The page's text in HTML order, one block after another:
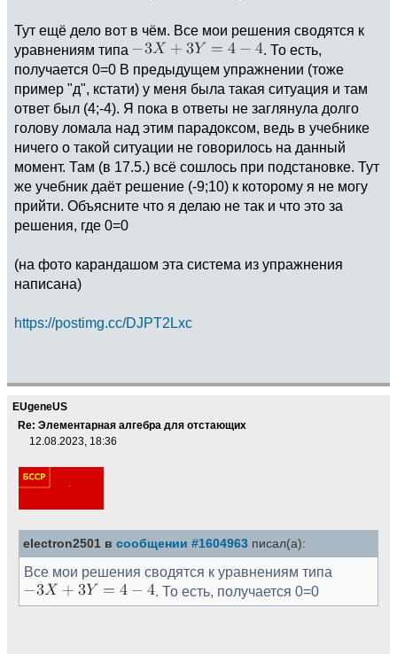
Тут ещё дело вот в чём. Все мои решения сводятся к
уравнениям типа
. То есть,
получается 0=0 В предыдущем упражнении (тоже
пример "д", кстати) у меня была такая ситуация и там
ответ был (4;-4). Я пока в ответы не заглянула долго
голову ломала над этим парадоксом, ведь в учебнике
ничего о такой ситуации не говорилось на данный
момент. Там (в 17.5.) всё сошлось при подстановке. Тут
же учебник даёт решение (-9;10) к которому я не могу
прийти. Объясните что я делаю не так и что это за
решения, где 0=0
(на фото карандашом эта система из упражнения
написана)
https://postimg.cc/DJPT2Lxc
EUgeneUS
Re: Элементарная алгебра для отстающих
12.08.2023, 18:36
electron2501 в сообщении #1604963 писал(а):
Все мои решения сводятся к уравнениям типа
. То есть, получается 0=0